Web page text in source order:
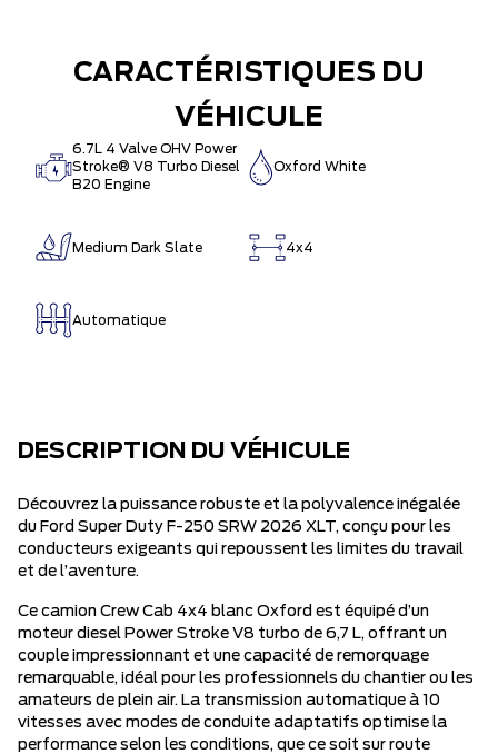
CARACTÉRISTIQUES DU
VÉHICULE
6.7L 4 Valve OHV Power
Stroke® V8 Turbo Diesel
B20 Engine
Oxford White
Medium Dark Slate 4x4
Automatique
DESCRIPTION DU VÉHICULE
Découvrez la puissance robuste et la polyvalence inégalée
du Ford Super Duty F-250 SRW 2026 XLT, conçu pour les
conducteurs exigeants qui repoussent les limites du travail
et de l’aventure.
Ce camion Crew Cab 4x4 blanc Oxford est équipé d’un
moteur diesel Power Stroke V8 turbo de 6,7 L, offrant un
couple impressionnant et une capacité de remorquage
remarquable, idéal pour les professionnels du chantier ou les
amateurs de plein air. La transmission automatique à 10
vitesses avec modes de conduite adaptatifs optimise la
performance selon les conditions, que ce soit sur route